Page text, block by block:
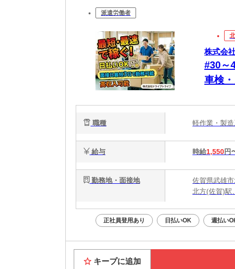
派遣労働者
株式会
#30～
車検
職種 軽作業・製
給与 時給1,550円
勤務地・面接地
佐賀県武雄市
北方(佐賀)駅
正社員登用あり 日払いOK 週払い
キープに追加